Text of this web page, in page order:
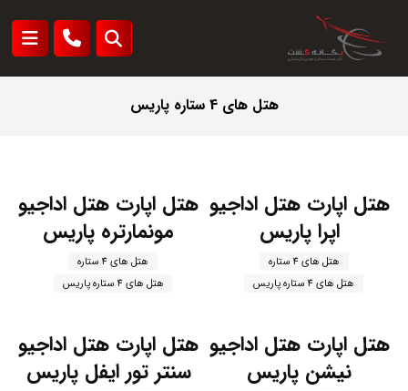
هتل های 4 ستاره پاریس
هتل اپارت هتل اداجیو
اپرا پاریس
هتل های 4 ستاره
هتل های 4 ستاره پاریس
هتل اپارت هتل اداجیو
مونمارتره پاریس
هتل های 4 ستاره
هتل های 4 ستاره پاریس
هتل اپارت هتل اداجیو
نیشن پاریس
هتل اپارت هتل اداجیو
سنتر تور ایفل پاریس